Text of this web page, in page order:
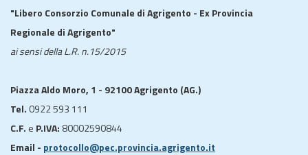
"Libero Consorzio Comunale di Agrigento - Ex Provincia
Regionale di Agrigento"
ai sensi della L.R. n.15/2015
Piazza Aldo Moro, 1 - 92100 Agrigento (AG.)
Tel. 0922 593 111
C.F. e P.IVA: 80002590844
Email - protocollo@pec.provincia.agrigento.it